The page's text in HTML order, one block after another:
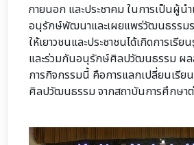
ภายนอก และประชาคม ในการเป็นผู้น
อนุรักษ์พัฒนาและเผยแพร่วัฒนธรรมร
ให้เยาวชนและประชาชนได้เกิดการเรี
และร่วมกันอนุรักษ์ศิลปวัฒนธรรม ผล
การกิจกรรมนี้ คือการแลกเปลี่ยนเรีย
ศิลปวัฒนธรรม จากสถาบันการศึกษา